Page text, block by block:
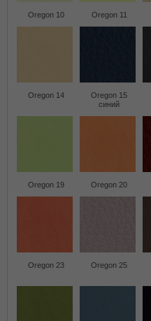
Oregon 10 Oregon 11
Oregon 14
Oregon 15
синий
Oregon 19 Oregon 20
Oregon 23 Oregon 25